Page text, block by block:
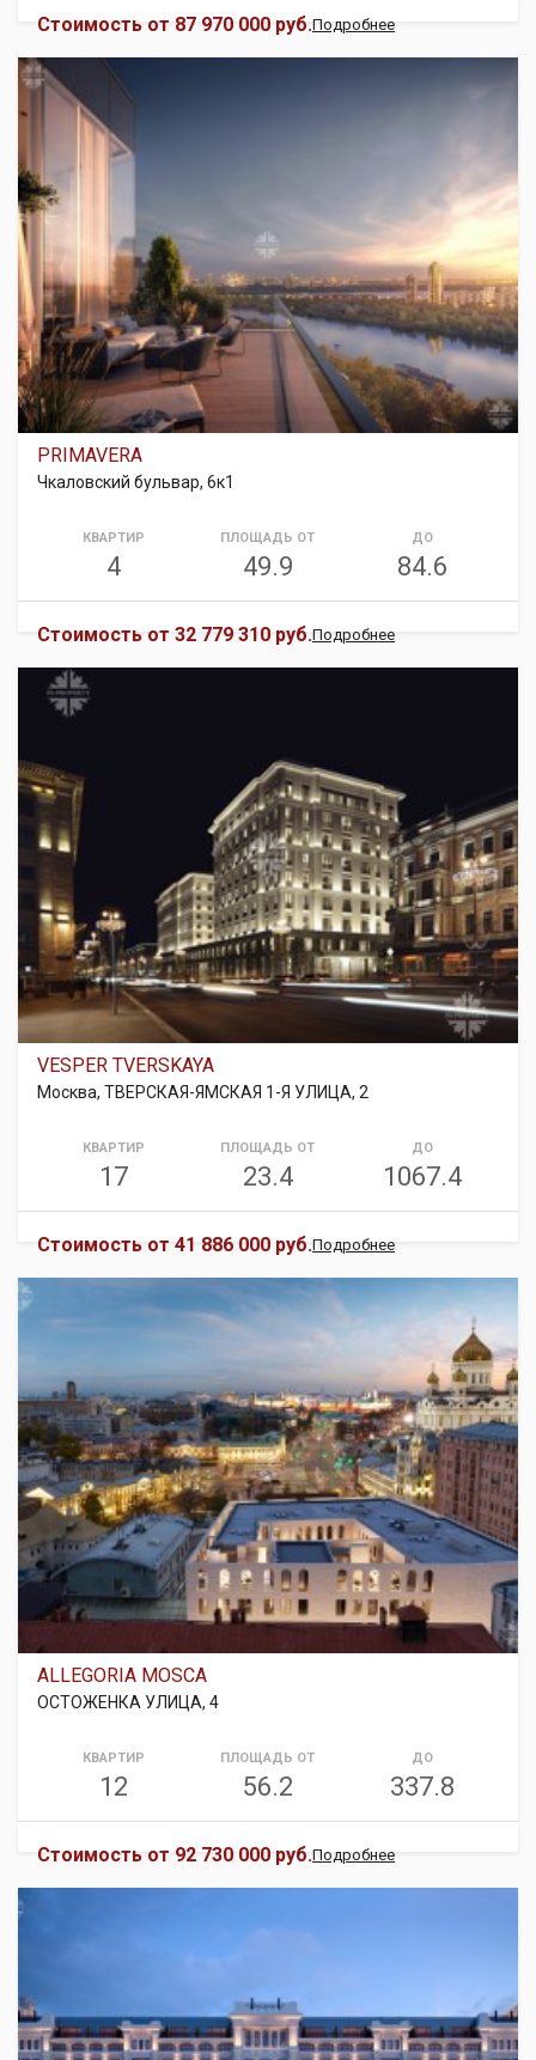
Стоимость от 87 970 000 руб.Подробнее
PRIMAVERA
Чкаловский бульвар, 6к1
КВАРТИР
4
ПЛОЩАДЬ ОТ
49.9
ДО
84.6
Стоимость от 32 779 310 руб.Подробнее
VESPER TVERSKAYA
Москва, ТВЕРСКАЯ-ЯМСКАЯ 1-Я УЛИЦА, 2
КВАРТИР
17
ПЛОЩАДЬ ОТ
23.4
ДО
1067.4
Стоимость от 41 886 000 руб.Подробнее
ALLEGORIA MOSCA
ОСТОЖЕНКА УЛИЦА, 4
КВАРТИР
12
ПЛОЩАДЬ ОТ
56.2
ДО
337.8
Стоимость от 92 730 000 руб.Подробнее